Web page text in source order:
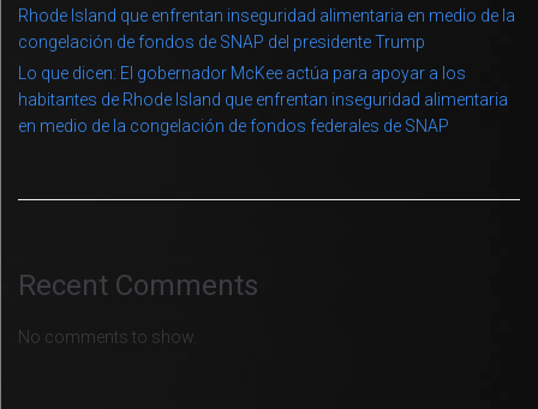
Rhode Island que enfrentan inseguridad alimentaria en medio de la
congelación de fondos de SNAP del presidente Trump
Lo que dicen: El gobernador McKee actúa para apoyar a los
habitantes de Rhode Island que enfrentan inseguridad alimentaria
en medio de la congelación de fondos federales de SNAP
Recent Comments
No comments to show.